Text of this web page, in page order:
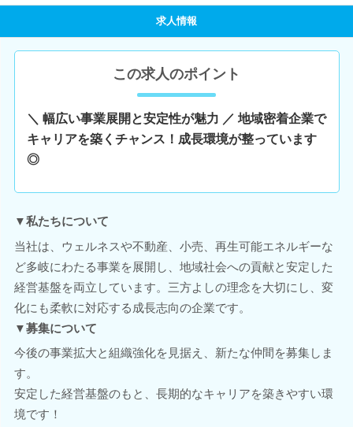
求人情報
この求人のポイント
＼ 幅広い事業展開と安定性が魅力 ／ 地域密着企業で
キャリアを築くチャンス！成長環境が整っています
◎
▼私たちについて
当社は、ウェルネスや不動産、小売、再生可能エネルギーな
ど多岐にわたる事業を展開し、地域社会への貢献と安定した
経営基盤を両立しています。三方よしの理念を大切にし、変
化にも柔軟に対応する成長志向の企業です。
▼募集について
今後の事業拡大と組織強化を見据え、新たな仲間を募集しま
す。
安定した経営基盤のもと、長期的なキャリアを築きやすい環
境です！